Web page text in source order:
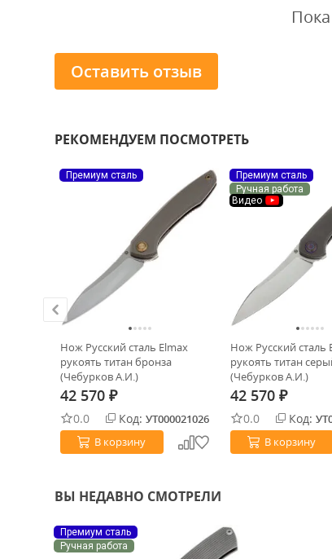
Оставить отзыв
РЕКОМЕНДУЕМ ПОСМОТРЕТЬ
Премиум сталь
Нож Русский сталь Elmax
рукоять титан бронза
(Чебурков А.И.)
42 570 ₽
0.0 Код: УТ000021026
В корзину
Премиум сталь
Ручная работа
Видео
Нож Русский сталь
рукоять титан
(Чебурков А.И.)
42 570 ₽
0.0 Код:
В корзину
ВЫ НЕДАВНО СМОТРЕЛИ
Премиум сталь
Ручная работа